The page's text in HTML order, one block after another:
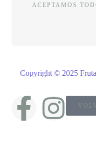
ACEPTAMOS
Copyright © 2025